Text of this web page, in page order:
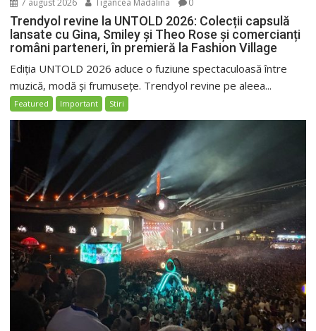
7 august 2026 Tigancea Madalina 0
Trendyol revine la UNTOLD 2026: Colecții capsulă
lansate cu Gina, Smiley și Theo Rose și comercianți
români parteneri, în premieră la Fashion Village
Ediția UNTOLD 2026 aduce o fuziune spectaculoasă între
muzică, modă și frumusețe. Trendyol revine pe aleea...
Featured Important Stiri